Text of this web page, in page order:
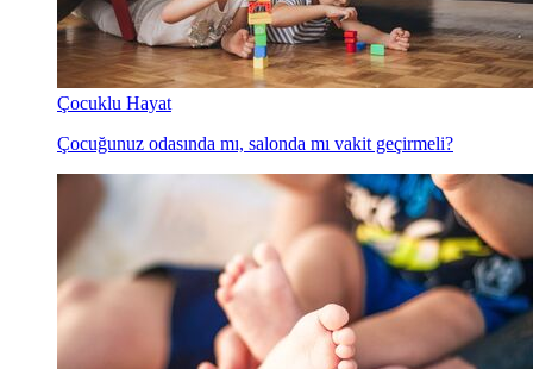
Çocuklu Hayat
Çocuğunuz odasında mı, salonda mı vakit geçirmeli?